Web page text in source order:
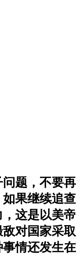
题，不要再
果继续追查
这是以美帝
对国家采取
情还发生在